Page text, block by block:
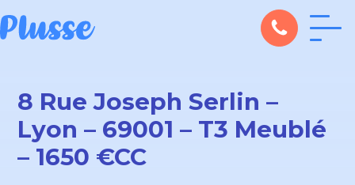
8 Rue Joseph Serlin –
Lyon – 69001 – T3 Meublé
– 1650 €CC